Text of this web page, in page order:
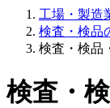
工場・製造
検査・検品
検査・検品
検査・